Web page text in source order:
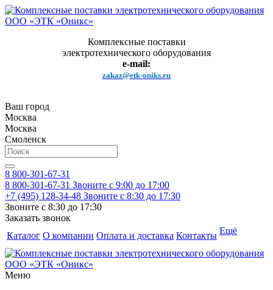
Комплексные поставки
электротехнического оборудования
e-mail:
zakaz@etk-oniks.ru
Ваш город
Москва
Москва
Смоленск
8 800-301-67-31
8 800-301-67-31 Звоните с 9:00 до 17:00
+7 (495) 128-34-48 Звоните с 8:30 до 17:30
Звоните с 8:30 до 17:30
Заказать звонок
Каталог О компании Оплата и доставка Контакты Ещё
Меню